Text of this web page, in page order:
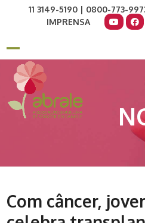
11 3149-5190 | 0800-773-
IMPRENSA
Open
mobile
menu
Close
mobile
menu
Com câncer,